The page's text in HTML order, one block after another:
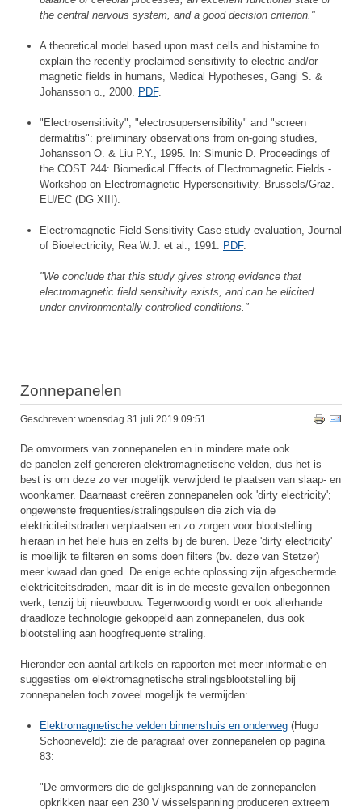
the central nervous system, and a good decision criterion."
A theoretical model based upon mast cells and histamine to
explain the recently proclaimed sensitivity to electric and/or
magnetic fields in humans, Medical Hypotheses, Gangi S. &
Johansson o., 2000. PDF.
"Electrosensitivity", "electrosupersensibility" and "screen
dermatitis": preliminary observations from on-going studies,
Johansson O. & Liu P.Y., 1995. In: Simunic D. Proceedings of
the COST 244: Biomedical Effects of Electromagnetic Fields -
Workshop on Electromagnetic Hypersensitivity. Brussels/Graz.
EU/EC (DG XIII).
Electromagnetic Field Sensitivity Case study evaluation, Journal
of Bioelectricity, Rea W.J. et al., 1991. PDF.
"We conclude that this study gives strong evidence that
electromagnetic field sensitivity exists, and can be elicited
under environmentally controlled conditions."
Zonnepanelen
Geschreven: woensdag 31 juli 2019 09:51
De omvormers van zonnepanelen en in mindere mate ook
de panelen zelf genereren elektromagnetische velden, dus het is
best is om deze zo ver mogelijk verwijderd te plaatsen van slaap- en
woonkamer. Daarnaast creëren zonnepanelen ook 'dirty electricity';
ongewenste frequenties/stralingspulsen die zich via de
elektriciteitsdraden verplaatsen en zo zorgen voor blootstelling
hieraan in het hele huis en zelfs bij de buren. Deze 'dirty electricity'
is moeilijk te filteren en soms doen filters (bv. deze van Stetzer)
meer kwaad dan goed. De enige echte oplossing zijn afgeschermde
elektriciteitsdraden, maar dit is in de meeste gevallen onbegonnen
werk, tenzij bij nieuwbouw. Tegenwoordig wordt er ook allerhande
draadloze technologie gekoppeld aan zonnepanelen, dus ook
blootstelling aan hoogfrequente straling.
Hieronder een aantal artikels en rapporten met meer informatie en
suggesties om elektromagnetische stralingsblootstelling bij
zonnepanelen toch zoveel mogelijk te vermijden:
Elektromagnetische velden binnenshuis en onderweg (Hugo
Schooneveld): zie de paragraaf over zonnepanelen op pagina
83:
"De omvormers die de gelijkspanning van de zonnepanelen
opkrikken naar een 230 V wisselspanning produceren extreem